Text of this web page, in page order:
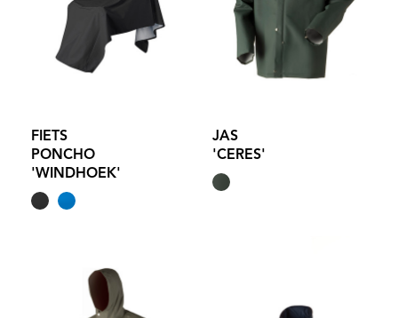
FIETS
PONCHO
'WINDHOEK'
JAS
'CERES'